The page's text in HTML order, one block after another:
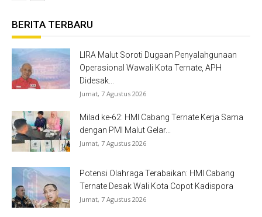
BERITA TERBARU
LIRA Malut Soroti Dugaan Penyalahgunaan
Operasional Wawali Kota Ternate, APH
Didesak...
Jumat, 7 Agustus 2026
Milad ke-62: HMI Cabang Ternate Kerja Sama
dengan PMI Malut Gelar...
Jumat, 7 Agustus 2026
Potensi Olahraga Terabaikan: HMI Cabang
Ternate Desak Wali Kota Copot Kadispora
Jumat, 7 Agustus 2026